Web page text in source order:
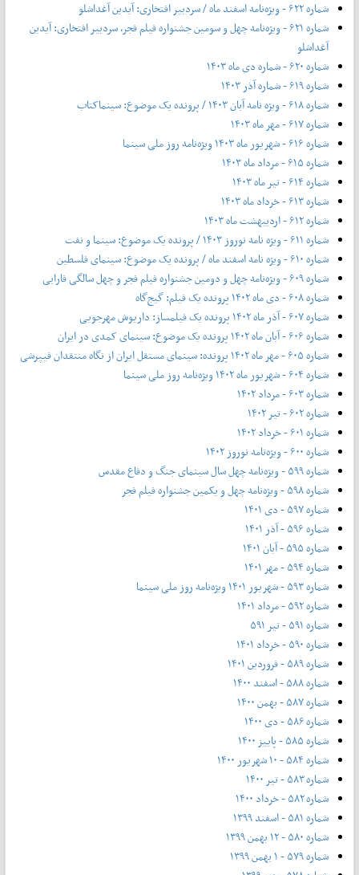
شماره ۶۲۲ - ویژه‌نامه اسفند ماه / سردبیر افتخاری: آیدین آغداشلو
شماره ۶۲۱ - ویژه‌نامه چهل‌ و‌ سومین جشنواره فیلم فجر، سردبیر افتخاری: آیدین
آغداشلو
شماره ۶۲۰ - شماره دی ماه ۱۴۰۳
شماره ۶۱۹ - شماره آذر ۱۴۰۳
شماره ۶۱۸ - ویژه نامه آبان ۱۴۰۳ / پرونده یک موضوع: سینماکتاب
شماره ۶۱۷ - مهر ماه ۱۴۰۳
شماره ۶۱۶ - شهریور ماه ۱۴۰۳ ویژه‌نامه روز ملی سینما
شماره ۶۱۵ - مرداد ماه ۱۴۰۳
شماره ۶۱۴ - تیر ماه ۱۴۰۳
شماره ۶۱۳ - خرداد ماه ۱۴۰۳
شماره ۶۱۲ - اردیبهشت ماه ۱۴۰۳
شماره ۶۱۱ - ویژه نامه نوروز ۱۴۰۳ / پرونده یک موضوع: سینما و نفت
شماره ۶۱۰ - ویژه نامه اسفند ماه / پرونده یک موضوع: سینمای فلسطین
شماره ۶۰۹ - ویژه‌نامه چهل و دومین جشنواره فیلم فجر و چهل سالگی فارابی
شماره ۶۰۸ - دی ماه ۱۴۰۲ پرونده یک فیلم: گیج‌گاه
شماره ۶۰۷ - آذر ماه ۱۴۰۲ پرونده یک فیلمساز: داریوش مهرجویی
شماره ۶۰۶ - آبان ماه ۱۴۰۲ پرونده یک موضوع: سینمای کمدی در ایران
شماره ۶۰۵ - مهر ماه ۱۴۰۲ پرونده: سینمای مستقل ایران از نگاه منتقدان فیپرشی
شماره ۶۰۴ - شهریور ماه ۱۴۰۲ ویژه‌نامه روز ملی سینما
شماره ۶۰۳ - مرداد ۱۴۰۲
شماره ۶۰۲ - تیر ۱۴۰۲
شماره ۶۰۱ - خرداد ۱۴۰۲
شماره ۶۰۰ - ویژه‌نامه نوروز ۱۴۰۲
شماره ۵۹۹ - ویژه‌نامه چهل سال سینمای جنگ و دفاع مقدس
شماره ۵۹۸ - ویژه‌نامه چهل و یکمین جشنواره فیلم فجر
شماره ۵۹۷ - دی ۱۴۰۱
شماره ۵۹۶ - آذر ۱۴۰۱
شماره ۵۹۵ - آبان ۱۴۰۱
شماره ۵۹۴ - مهر ۱۴۰۱
شماره ۵۹۳ - شهریور ۱۴۰۱ ویژه‌نامه روز ملی سینما
شماره ۵۹۲ - مرداد ۱۴۰۱
شماره ۵۹۱ - تیر ۵۹۱
شماره ۵۹۰ - خرداد ۱۴۰۱
شماره ۵۸۹ - فروردین ۱۴۰۱
شماره ۵۸۸ - اسفند ۱۴۰۰
شماره ۵۸۷ - بهمن ۱۴۰۰
شماره ۵۸۶ - دی ۱۴۰۰
شماره ۵۸۵ - پاییز ۱۴۰۰
شماره ۵۸۴ - ۱۰ شهریور ۱۴۰۰
شماره ۵۸۳ - تیر ۱۴۰۰
شماره ۵۸۲ - خرداد ۱۴۰۰
شماره ۵۸۱ - اسفند ۱۳۹۹
شماره ۵۸۰ - ۱۲ بهمن ۱۳۹۹
شماره ۵۷۹ - ۱ بهمن ۱۳۹۹